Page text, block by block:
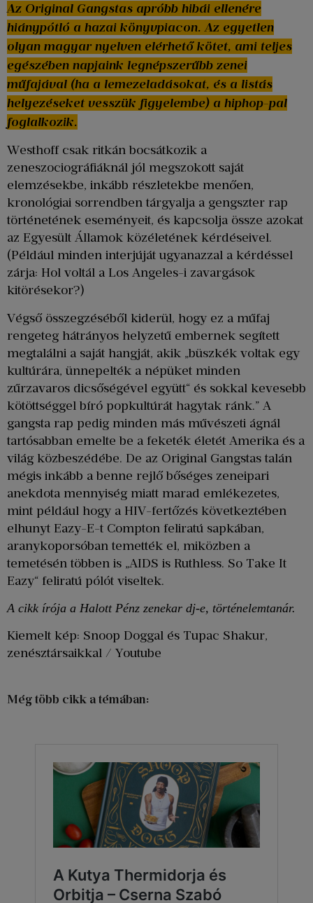
Az Original Gangstas apróbb hibái ellenére
hiánypótló a hazai könyvpiacon. Az egyetlen
olyan magyar nyelven elérhető kötet, ami teljes
egészében napjaink legnépszerűbb zenei
műfajával (ha a lemezeladásokat, és a listás
helyezéseket vesszük figyelembe) a hiphop-pal
foglalkozik.
Westhoff csak ritkán bocsátkozik a
zeneszociográfiáknál jól megszokott saját
elemzésekbe, inkább részletekbe menően,
kronológiai sorrendben tárgyalja a gengszter rap
történetének eseményeit, és kapcsolja össze azokat
az Egyesült Államok közéletének kérdéseivel.
(Például minden interjúját ugyanazzal a kérdéssel
zárja: Hol voltál a Los Angeles-i zavargások
kitörésekor?)
Végső összegzéséből kiderül, hogy ez a műfaj
rengeteg hátrányos helyzetű embernek segített
megtalálni a saját hangját, akik „büszkék voltak egy
kultúrára, ünnepelték a népüket minden
zűrzavaros dicsőségével együtt“ és sokkal kevesebb
kötöttséggel bíró popkultúrát hagytak ránk.” A
gangsta rap pedig minden más művészeti ágnál
tartósabban emelte be a feketék életét Amerika és a
világ közbeszédébe. De az Original Gangstas talán
mégis inkább a benne rejlő bőséges zeneipari
anekdota mennyiség miatt marad emlékezetes,
mint például hogy a HIV-fertőzés következtében
elhunyt Eazy-E-t Compton feliratú sapkában,
aranykoporsóban temették el, miközben a
temetésén többen is „AIDS is Ruthless. So Take It
Eazy“ feliratú pólót viseltek.
A cikk írója a Halott Pénz zenekar dj-e, történelemtanár.
Kiemelt kép: Snoop Doggal és Tupac Shakur,
zenésztársaikkal / Youtube
Még több cikk a témában: